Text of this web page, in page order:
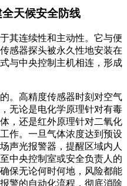
天候安全防线
其连续性和主动性。它与便
感器探头被永久性地安装在
与中央控制主机相连，形成
。高精度传感器时刻对空气
无论是电化学原理针对有毒
，还是红外原理针对二氧化
作。一旦气体浓度达到预设
声光报警器，提醒区域内人
中央控制室或安全负责人的
保无论何时何地，风险都能
警的自动化流程，彻底消除